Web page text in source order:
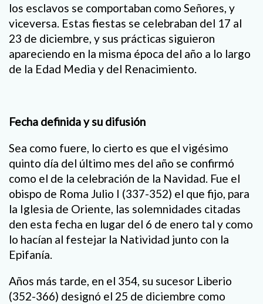
los esclavos se comportaban como Señores, y
viceversa. Estas fiestas se celebraban del 17 al
23 de diciembre, y sus prácticas siguieron
apareciendo en la misma época del año a lo largo
de la Edad Media y del Renacimiento.
Fecha definida y su difusión
Sea como fuere, lo cierto es que el vigésimo
quinto día del último mes del año se confirmó
como el de la celebración de la Navidad. Fue el
obispo de Roma Julio I (337-352) el que fijo, para
la Iglesia de Oriente, las solemnidades citadas
den esta fecha en lugar del 6 de enero tal y como
lo hacían al festejar la Natividad junto con la
Epifanía.
Años más tarde, en el 354, su sucesor Liberio
(352-366) designó el 25 de diciembre como